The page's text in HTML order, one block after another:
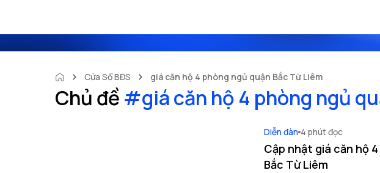
Cửa Sổ BĐS giá căn hộ 4 phòng ngủ quận Bắc Từ Liêm
Chủ đề #giá căn hộ 4 phòng ngủ
Diễn đàn 4 phút đọc
Cập nhật giá căn hộ
Bắc Từ Liêm